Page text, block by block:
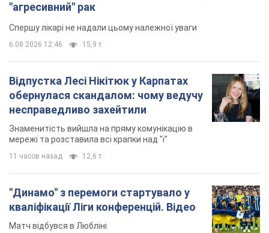
"агресивний" рак
Спершу лікарі не надали цьому належної уваги
6.08.2026 12:46 15,9 т.
Відпустка Лесі Нікітюк у Карпатах
обернулася скандалом: чому ведучу
несправедливо захейтили
Знаменитість вийшла на пряму комунікацію в
мережі та розставила всі крапки над "і"
11 часов назад 12,6 т.
"Динамо" з перемоги стартувало у
кваліфікації Ліги конференцій. Відео
Матч відбувся в Любліні